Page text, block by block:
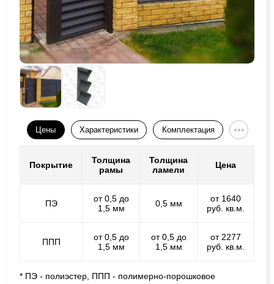
Цены Характеристики Комплектация
Покрытие
Толщина
рамы
Толщина
ламели
Цена
ПЭ
от 0,5 до
1,5 мм
0,5 мм
от 1640
руб. кв.м.
ППП
от 0,5 до
1,5 мм
от 0,5 до
1,5 мм
от 2277
руб. кв.м.
* ПЭ - полиэстер, ППП - полимерно-порошковое